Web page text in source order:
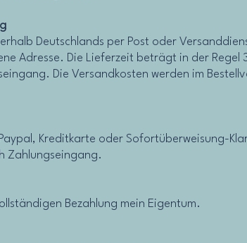
Deutschlands per Post oder
Adresse. Die Lieferzeit beträgt in der Regel
Die Versandkosten werden im
Kreditkarte oder Sofortüberweisung-
Zahlungseingang.
Bezahlung mein Eigentum.